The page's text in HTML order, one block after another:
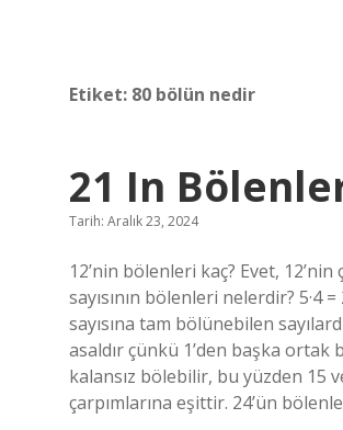
Etiket: 80 bölün nedir
21 In
Tarih: Aralık 23, 2024
12’nin bölenleri kaç? Evet,
sayısının bölenleri nelerdir? 5·4
sayısına tam bölünebilen
asaldır çünkü 1’den başka ortak
kalansız bölebilir, bu yüzden 15
çarpımlarına eşittir. 24’ün